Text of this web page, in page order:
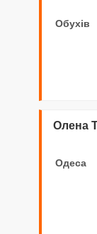
Обухів
Олена
Одеса